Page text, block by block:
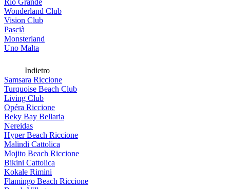
Rio Grande
Wonderland Club
Vision Club
Pascià
Monsterland
Uno Malta
Indietro
Samsara Riccione
Turquoise Beach Club
Living Club
Opéra Riccione
Beky Bay Bellaria
Nereidas
Hyper Beach Riccione
Malindi Cattolica
Mojito Beach Riccione
Bikini Cattolica
Kokale Rimini
Flamingo Beach Riccione